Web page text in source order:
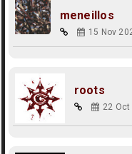
meneillos
15 Nov
roots
22 Oct